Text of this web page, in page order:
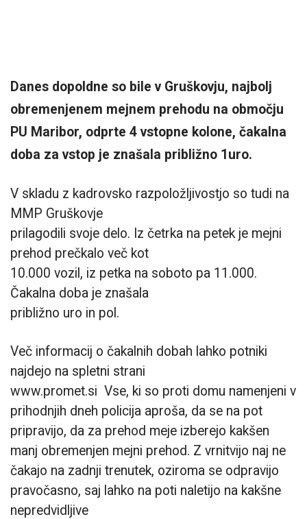
Danes dopoldne so bile v Gruškovju, najbolj
obremenjenem mejnem prehodu na območju
PU Maribor, odprte 4vstopne kolone, čakalna
doba za vstop je znašala približno 1uro.
V skladu z kadrovsko razpoložljivostjo so tudi na
MMP Gruškovje
prilagodili svoje delo. Iz četrka na petek je mejni
prehod prečkalo več kot
10.000 vozil, iz petka na soboto pa 11.000.
Čakalna doba je znašala
približno uro in pol.
Več informacij o čakalnih dobah lahko potniki
najdejo na spletni strani
www.promet.si Vse, ki so proti domu namenjeni v
prihodnjih dneh policija aproša, da se na pot
pripravijo, da za prehod meje izberejo kakšen
manj obremenjen mejni prehod. Z vrnitvijo naj ne
čakajo na zadnji trenutek, oziroma se odpravijo
pravočasno, saj lahko na poti naletijo na kakšne
nepredvidljive